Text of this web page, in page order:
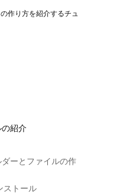
作り方を紹介するチュ
の紹介
ーとファイルの作
ストール